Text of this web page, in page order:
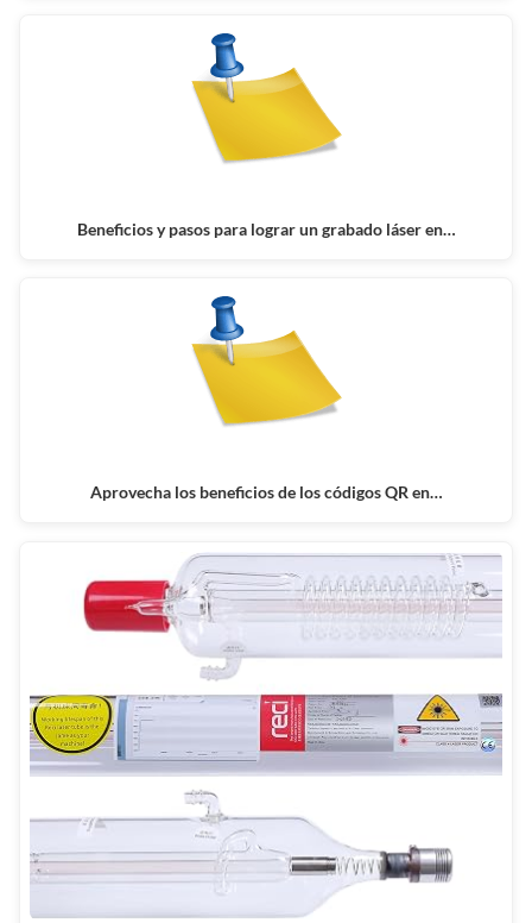
Beneficios y pasos para lograr un grabado láser en…
Aprovecha los beneficios de los códigos QR en…